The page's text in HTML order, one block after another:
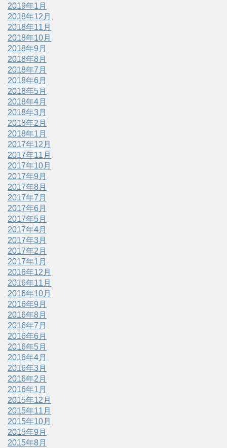
2019年1月
2018年12月
2018年11月
2018年10月
2018年9月
2018年8月
2018年7月
2018年6月
2018年5月
2018年4月
2018年3月
2018年2月
2018年1月
2017年12月
2017年11月
2017年10月
2017年9月
2017年8月
2017年7月
2017年6月
2017年5月
2017年4月
2017年3月
2017年2月
2017年1月
2016年12月
2016年11月
2016年10月
2016年9月
2016年8月
2016年7月
2016年6月
2016年5月
2016年4月
2016年3月
2016年2月
2016年1月
2015年12月
2015年11月
2015年10月
2015年9月
2015年8月